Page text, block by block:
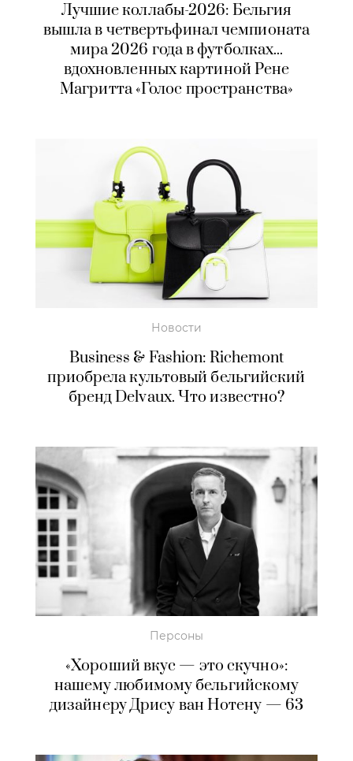
Лучшие коллабы-2026: Бельгия
вышла в четвертьфинал чемпионата
мира 2026 года в футболках...
вдохновленных картиной Рене
Магритта «Голос пространства»
Новости
Business & Fashion: Richemont
приобрела культовый бельгийский
бренд Delvaux. Что известно?
Персоны
«Хороший вкус — это скучно»:
нашему любимому бельгийскому
дизайнеру Дрису ван Нотену — 63